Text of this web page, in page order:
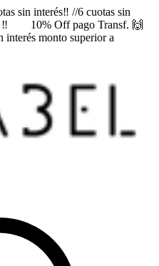
sin interés‼️ //6 cuotas sin
10% Off pago Transf. 🙌
interés monto superior a